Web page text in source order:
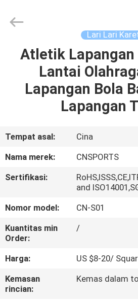
RUMAH
PRODUK
KAMI
PABRIK
KUALITAS
HUBUNGI
KAMI
Materials
Lari Lari
Atletik Lapangan
Lantai
Lapangan Bola
Lapangan
Tempat asal:
Cina
Nama merek:
CNSPORTS
Sertifikasi:
and
Nomor model:
CN-S01
Kuantitas min
Order:
/
Harga:
US $8-20/
Kemasan
rincian:
Kemas dalam